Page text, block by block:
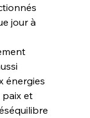
jour à
énergies
paix et